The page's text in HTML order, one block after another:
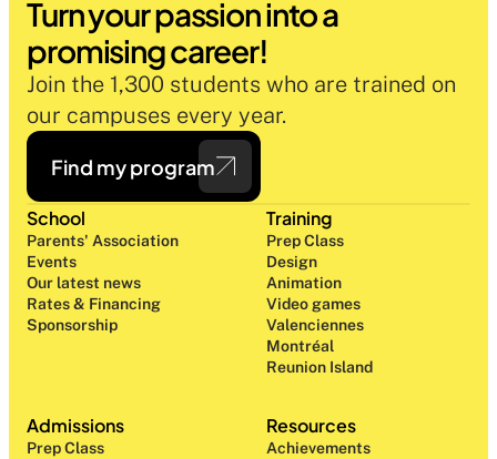
Turn your passion into a
promising career!
Join the 1,300 students who are trained on
our campuses every year.
Find my program
School
Parents' Association
Events
Our latest news
Rates & Financing
Sponsorship
Training
Prep Class
Design
Animation
Video games
Valenciennes
Montréal
Reunion Island
Admissions
Prep Class
Resources
Achievements